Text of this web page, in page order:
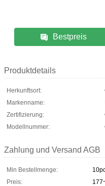
Bestpreis
Produktdetails
Herkunftsort:
Markenname:
Zertifizierung:
Modellnummer:
Zahlung und Versand AGB
Min Bestellmenge:
Preis: